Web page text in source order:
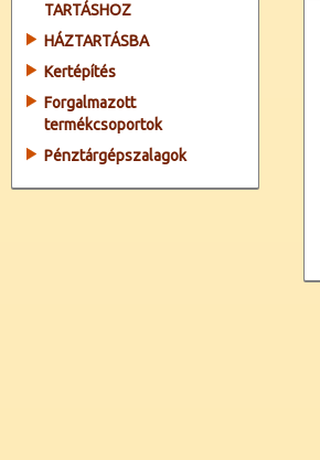
TARTÁSHOZ
HÁZTARTÁSBA
Kertépítés
Forgalmazott
termékcsoportok
Pénztárgépszalagok